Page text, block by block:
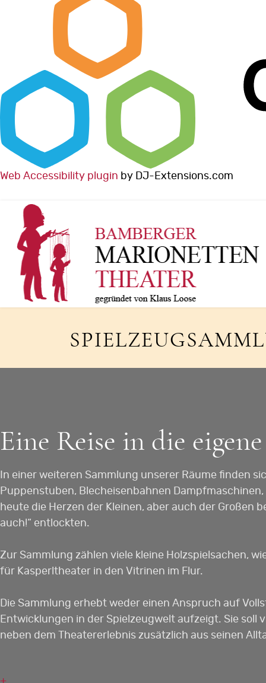
Web Accessibility plugin by DJ-Extensions.com
Eine Reise in die
In einer weiteren Sammlung unserer Räume finden
Puppenstuben, Blecheisenbahnen
heute die Herzen der Kleinen, aber auch der Großen
auch!“ entlockten.
Zur Sammlung zählen viele kleine Holzspielsachen,
für Kasperltheater in den Vitrinen im Flur.
Die Sammlung erhebt weder einen Anspruch auf
Entwicklungen in der Spielzeugwelt aufzeigt. Sie
neben dem Theatererlebnis zusätzlich aus seinen